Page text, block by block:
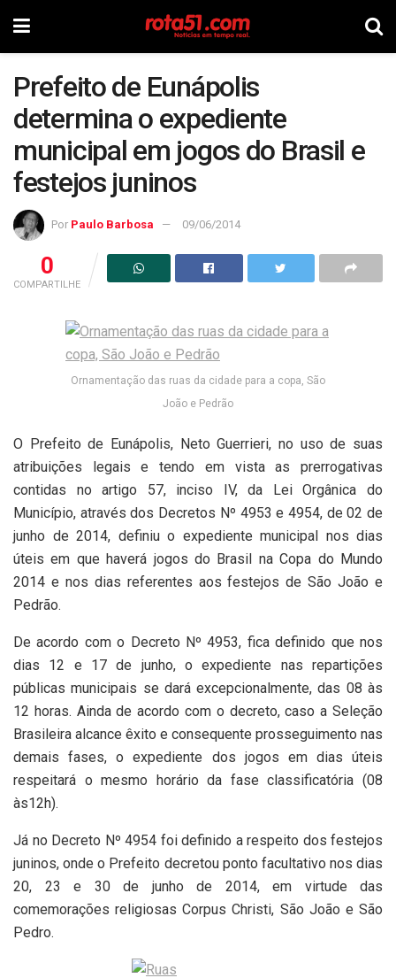
Prefeito de Eunápolis
determina o expediente
municipal em jogos do Brasil e
festejos juninos
Por Paulo Barbosa 09/06/2014
0
COMPARTILHE
Ornamentação das ruas da cidade para a copa, São
João e Pedrão
O Prefeito de Eunápolis, Neto Guerrieri, no uso de suas
atribuições legais e tendo em vista as prerrogativas
contidas no artigo 57, inciso IV, da Lei Orgânica do
Município, através dos Decretos Nº 4953 e 4954, de 02 de
junho de 2014, definiu o expediente municipal nos dias
úteis em que haverá jogos do Brasil na Copa do Mundo
2014 e nos dias referentes aos festejos de São João e
Pedrão.
De acordo com o Decreto Nº 4953, fica definido que nos
dias 12 e 17 de junho, o expediente nas repartições
públicas municipais se dará excepcionalmente, das 08 às
12 horas. Ainda de acordo com o decreto, caso a Seleção
Brasileira alcance êxito e consequente prosseguimento nas
demais fases, o expediente dos jogos em dias úteis
respeitará o mesmo horário da fase classificatória (08
às12h).
Já no Decreto Nº 4954 foi definido a respeito dos festejos
juninos, onde o Prefeito decretou ponto facultativo nos dias
20, 23 e 30 de junho de 2014, em virtude das
comemorações religiosas Corpus Christi, São João e São
Pedro.